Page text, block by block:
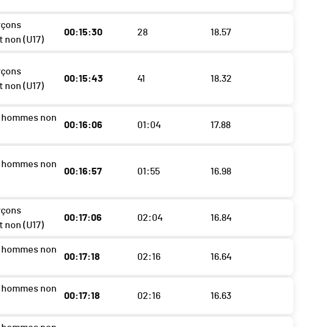
non (U17)
00:15:30 28 18.57
non (U17)
00:15:43 41 18.32
non
00:16:06 01:04 17.88
non
00:16:57 01:55 16.98
non (U17)
00:17:06 02:04 16.84
non
00:17:18 02:16 16.64
non
00:17:18 02:16 16.63